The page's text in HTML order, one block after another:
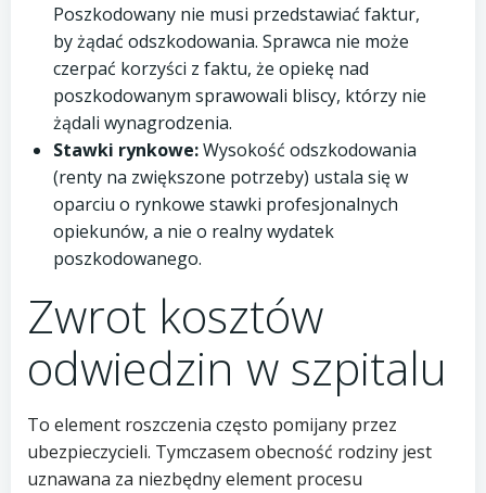
Poszkodowany nie musi przedstawiać faktur,
by żądać odszkodowania. Sprawca nie może
czerpać korzyści z faktu, że opiekę nad
poszkodowanym sprawowali bliscy, którzy nie
żądali wynagrodzenia.
Stawki rynkowe:Wysokość odszkodowania
(renty na zwiększone potrzeby) ustala się w
oparciu o rynkowe stawki profesjonalnych
opiekunów, a nie o realny wydatek
poszkodowanego.
Zwrot kosztów
odwiedzin w szpitalu
To element roszczenia często pomijany przez
ubezpieczycieli. Tymczasem obecność rodziny jest
uznawana za niezbędny element procesu